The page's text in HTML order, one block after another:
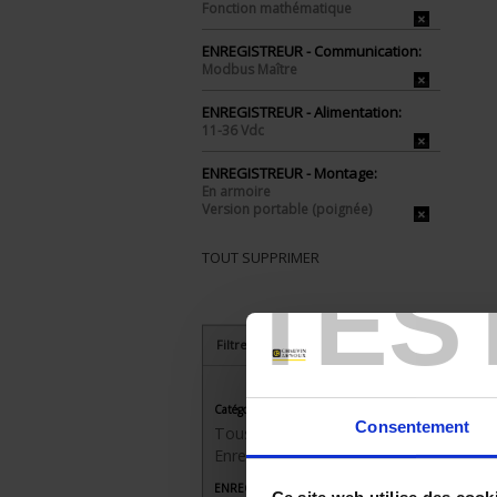
Consentement
Fonction mathématique
ENREGISTREUR - Communication:
Modbus Maître
ENREGISTREUR - Alimentation:
11-36 Vdc
ENREGISTREUR - Montage:
En armoire
Version portable (poignée)
TOUT SUPPRIMER
Filtrer les produits par critères
Catégorie
Tous les produits
Enregistreurs sans papier
ENREGISTREUR - Nombre de voies de